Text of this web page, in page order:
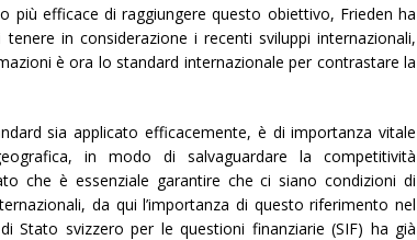
efficace di raggiungere questo obiettivo, Frieden ha
in considerazione i recenti sviluppi internazionali,
è ora lo standard internazionale per contrastare la
sia applicato efficacemente, è di importanza vitale
in modo di salvaguardare la competitività
che è essenziale garantire che ci siano condizioni di
da qui l’importanza di questo riferimento nel
Stato svizzero per le questioni finanziarie (SIF) ha già